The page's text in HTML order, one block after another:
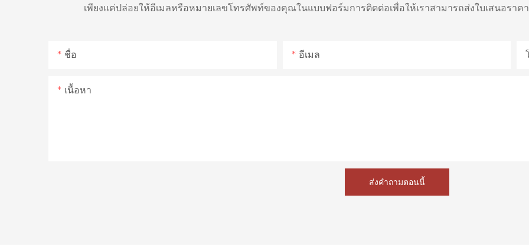
เพียงแค่ปล่อยให้อีเมลหรือหมายเลขโทรศัพท์ของคุณในแบบฟอร์มการติดต่อเพื่อให้เราสามารถส่งใบเสนอราค
ชื่อ อีเมล
เนื้อหา
ส่งคำถามตอนนี้